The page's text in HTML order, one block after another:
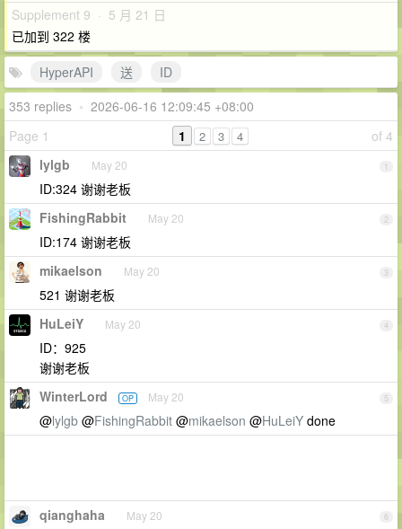
Supplement 9 · 5 月 21 日
已加到 322 楼
HyperAPI
送
ID
353 replies • 2026-06-16 12:09:45 +08:00
Page 1
of 4
1 2 3 4
1
lylgb May 20
ID:324 谢谢老板
2
FishingRabbit May 20
ID:174 谢谢老板
3
mikaelson May 20
521 谢谢老板
4
HuLeiY May 20
ID：925
谢谢老板
5
WinterLord OP May 20
@lylgb @FishingRabbit @mikaelson @HuLeiY done
6
qianghaha May 20